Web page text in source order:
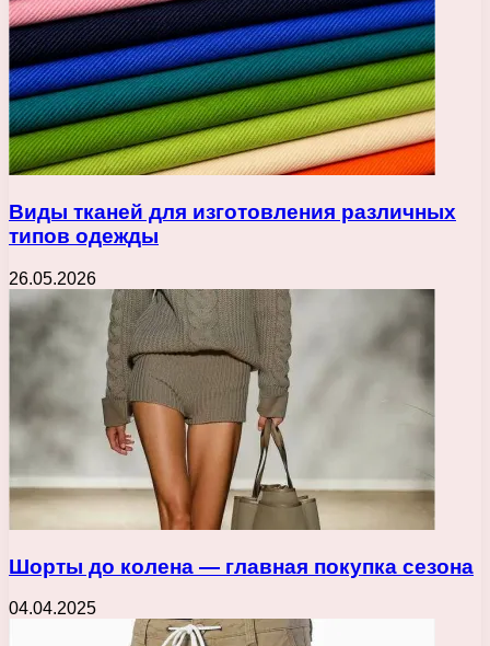
Виды тканей для изготовления различных
типов одежды
26.05.2026
Шорты до колена — главная покупка сезона
04.04.2025